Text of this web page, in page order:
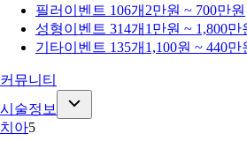
필러 이벤트 106개 2만원 ~ 700만원
성형이벤트 314개 1만원 ~ 1,800만
기타이벤트 135개 1,100원 ~ 440만
커뮤니티
시술정보
치아5